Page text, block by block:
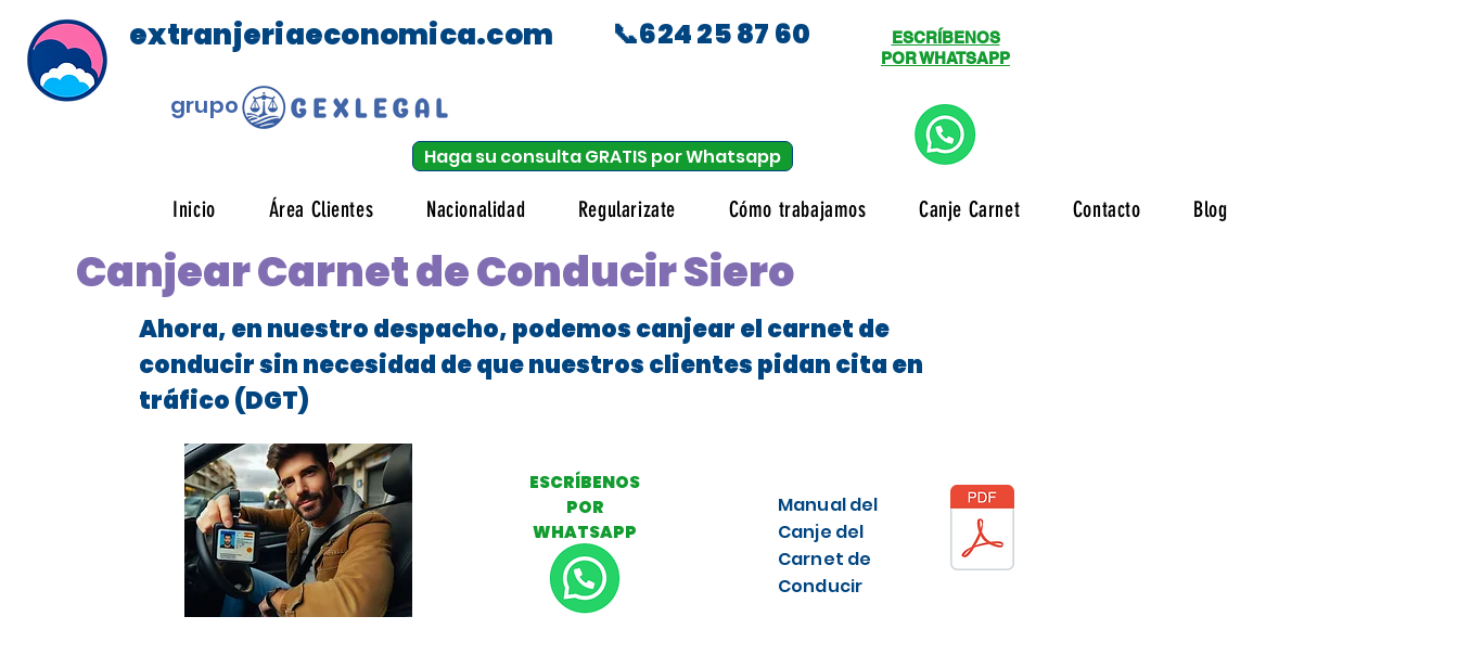
extranjeriaeconomica.com
grupo
📞624 25 87 60
Haga su consulta GRATIS por Whatsapp
ESCRÍBENOS
POR WHATSAPP
Inicio Área Clientes Nacionalidad Regularizate Cómo trabajamos Canje Carnet Contacto Blog
Canjear Carnet de Conducir Siero
Ahora, en nuestro despacho, podemos canjear el carnet de
conducir sin necesidad de que nuestros clientes pidan cita en
tráfico (DGT)
ESCRÍBENOS
POR
WHATSAPP
Manual del
Canje del
Carnet de
Conducir